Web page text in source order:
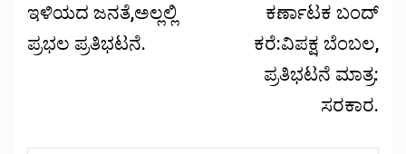
ಇಳಿಯದ ಜನತೆ,ಅಲ್ಲಲ್ಲಿ
ಪ್ರಭಲ ಪ್ರತಿಭಟನೆ.
ಕರ್ಣಾಟಕ ಬಂದ್
ಕರೆ:ವಿಪಕ್ಷ ಬೆಂಬಲ,
ಪ್ರತಿಭಟನೆ ಮಾತ್ರ:
ಸರಕಾರ.